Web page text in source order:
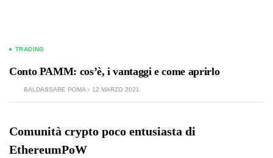
TRADING
Conto PAMM: cos’è, i vantaggi e come aprirlo
BALDASSARE POMA 12 MARZO 2021
Comunità crypto poco entusiasta di
EthereumPoW